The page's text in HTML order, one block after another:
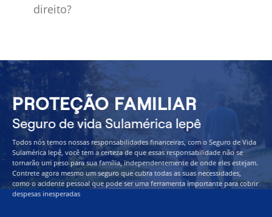
direito?
PROTEÇÃO FAMILIAR
Seguro de vida Sulamérica Iepê
Todos nós temos nossas responsabilidades financeiras, com o Seguro de Vida
Sulamérica Iepê, você tem a certeza de que essas responsabilidade não se
tornarão um peso para sua família, independentemente de onde eles estejam.
Contrete agora mesmo um seguro que cubra todas as suas necessidades,
como o acidente pessoal que pode ser uma ferramenta importante para cobrir
despesas inesperadas